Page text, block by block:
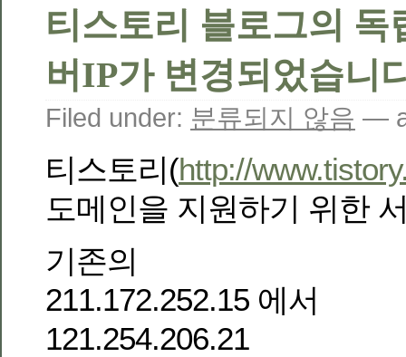
티스토리 블로그의 독
버IP가 변경되었습니
Filed under: 분류되지 않음 —
티스토리(http://
도메인을 지원하기 위한
기존의
211.172.252.15 에서
121.254.206.21